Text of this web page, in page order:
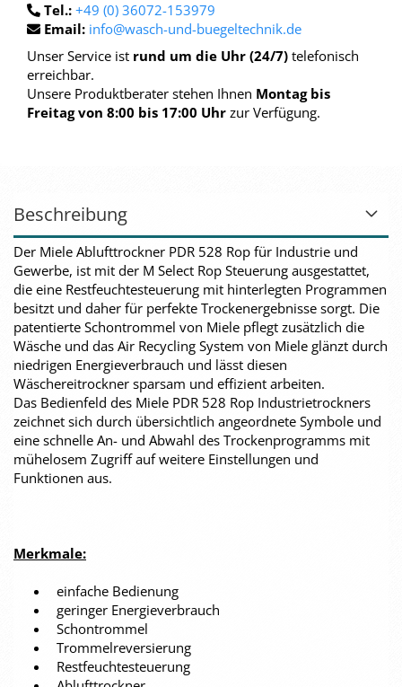
Tel.: +49 (0) 36072-153979
Email: info@wasch-und-buegeltechnik.de
Unser Service ist rund um die Uhr (24/7) telefonisch
erreichbar.
Unsere Produktberater stehen Ihnen Montag bis
Freitag von 8:00 bis 17:00 Uhr zur Verfügung.
Beschreibung
Der Miele Ablufttrockner PDR 528 Rop für Industrie und
Gewerbe, ist mit der M Select Rop Steuerung ausgestattet,
die eine Restfeuchtesteuerung mit hinterlegten Programmen
besitzt und daher für perfekte Trockenergebnisse sorgt. Die
patentierte Schontrommel von Miele pflegt zusätzlich die
Wäsche und das Air Recycling System von Miele glänzt durch
niedrigen Energieverbrauch und lässt diesen
Wäschereitrockner sparsam und effizient arbeiten.
Das Bedienfeld des Miele PDR 528 Rop Industrietrockners
zeichnet sich durch übersichtlich angeordnete Symbole und
eine schnelle An- und Abwahl des Trockenprogramms mit
mühelosem Zugriff auf weitere Einstellungen und
Funktionen aus.
Merkmale:
einfache Bedienung
geringer Energieverbrauch
Schontrommel
Trommelreversierung
Restfeuchtesteuerung